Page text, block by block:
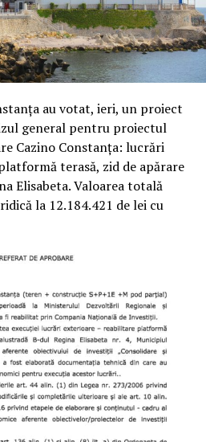
au votat, ieri, un proiect
general pentru proiectul
Cazino Constanța: lucrări
terasă, zid de apărare
Elisabeta. Valoarea totală
la 12.184.421 de lei cu